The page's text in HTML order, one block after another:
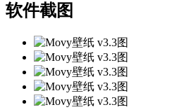
软件截图